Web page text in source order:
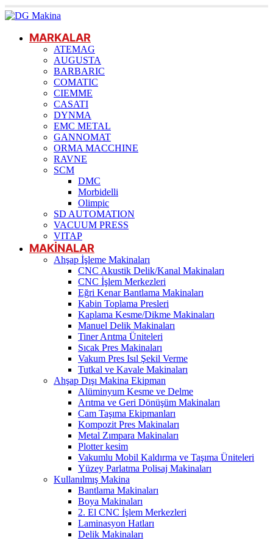
MARKALAR
ATEMAG
AUGUSTA
BARBARIC
COMATIC
CIEMME
CASATI
DYNMA
EMC METAL
GANNOMAT
ORMA MACCHINE
RAVNE
SCM
DMC
Morbidelli
Olimpic
SD AUTOMATION
VACUUM PRESS
VITAP
MAKİNALAR
Ahşap İşleme Makinaları
CNC Akustik Delik/Kanal Makinaları
CNC İşlem Merkezleri
Eğri Kenar Bantlama Makinaları
Kabin Toplama Presleri
Kaplama Kesme/Dikme Makinaları
Manuel Delik Makinaları
Tiner Arıtma Üniteleri
Sıcak Pres Makinaları
Vakum Pres Isıl Şekil Verme
Tutkal ve Kavale Makinaları
Ahşap Dışı Makina Ekipman
Alüminyum Kesme ve Delme
Arıtma ve Geri Dönüşüm Makinaları
Cam Taşıma Ekipmanları
Kompozit Pres Makinaları
Metal Zımpara Makinaları
Plotter kesim
Vakumlu Mobil Kaldırma ve Taşıma Üniteleri
Yüzey Parlatma Polisaj Makinaları
Kullanılmış Makina
Bantlama Makinaları
Boya Makinaları
2. El CNC İşlem Merkezleri
Laminasyon Hatları
Delik Makinaları